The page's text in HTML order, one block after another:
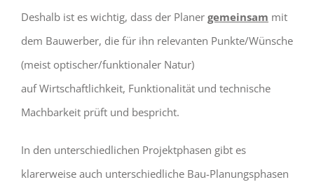
Deshalb ist es wichtig, dass der Planer gemeinsam mit
dem Bauwerber, die für ihn relevanten Punkte/Wünsche
(meist optischer/funktionaler Natur)
auf Wirtschaftlichkeit, Funktionalität und technische
Machbarkeit prüft und bespricht.
In den unterschiedlichen Projektphasen gibt es
klarerweise auch unterschiedliche Bau-Planungsphasen